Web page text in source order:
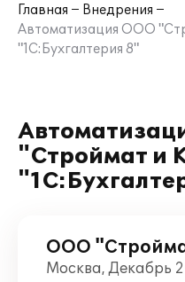
Главная
Внедрения
Автоматизация ООО
"1С:Бухгалтерия 8"
"Строймат и
ООО
Москва, Декабрь